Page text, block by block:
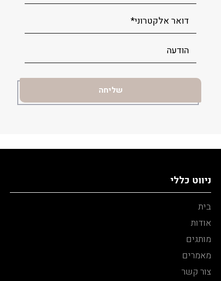
ניווט כללי
בית
אודות
מותגים
מאמרים
צור קשר